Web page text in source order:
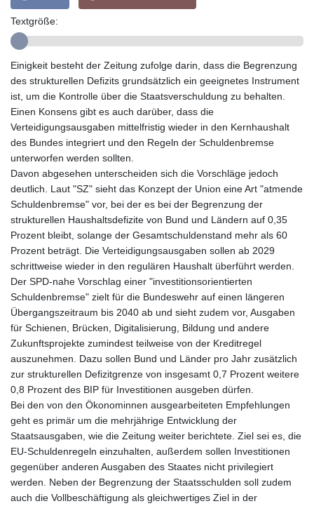
HTG 150.718127
HUF 363.096405
IDR 20580.370421
ILS 3.468234
IMP 0.8566
INR 110.076256
IQD 1509.981237
1590322.371805
ISK 142.598215
JEP 0.8566
JMD 183.057725
JOD 0.819746
JPY 182.445186
KES 149.158147
KGS 101.104505
KHR 4681.941823
KMF 492.514185
KRW 1627.677557
KWD 0.356853
KYD 0.960588
KZT 540.233287
LAK 26025.676609
LBP
103223.017367
LKR 386.635196
LRD 208.057415
LSL 18.726567
LTL 3.413768
LVL 0.699335
Textgröße:
Einigkeit besteht der Zeitung zufolge darin, dass die Begrenzung
des strukturellen Defizits grundsätzlich ein geeignetes Instrument
ist, um die Kontrolle über die Staatsverschuldung zu behalten.
Einen Konsens gibt es auch darüber, dass die
Verteidigungsausgaben mittelfristig wieder in den Kernhaushalt
des Bundes integriert und den Regeln der Schuldenbremse
unterworfen werden sollten.
Davon abgesehen unterscheiden sich die Vorschläge jedoch
deutlich. Laut "SZ" sieht das Konzept der Union eine Art "atmende
Schuldenbremse" vor, bei der es bei der Begrenzung der
strukturellen Haushaltsdefizite von Bund und Ländern auf 0,35
Prozent bleibt, solange der Gesamtschuldenstand mehr als 60
Prozent beträgt. Die Verteidigungsausgaben sollen ab 2029
schrittweise wieder in den regulären Haushalt überführt werden.
Der SPD-nahe Vorschlag einer "investitionsorientierten
Schuldenbremse" zielt für die Bundeswehr auf einen längeren
Übergangszeitraum bis 2040 ab und sieht zudem vor, Ausgaben
für Schienen, Brücken, Digitalisierung, Bildung und andere
Zukunftsprojekte zumindest teilweise von der Kreditregel
auszunehmen. Dazu sollen Bund und Länder pro Jahr zusätzlich
zur strukturellen Defizitgrenze von insgesamt 0,7 Prozent weitere
0,8 Prozent des BIP für Investitionen ausgeben dürfen.
Bei den von den Ökonominnen ausgearbeiteten Empfehlungen
geht es primär um die mehrjährige Entwicklung der
Staatsausgaben, wie die Zeitung weiter berichtete. Ziel sei es, die
EU-Schuldenregeln einzuhalten, außerdem sollen Investitionen
gegenüber anderen Ausgaben des Staates nicht privilegiert
werden. Neben der Begrenzung der Staatsschulden soll zudem
auch die Vollbeschäftigung als gleichwertiges Ziel in der